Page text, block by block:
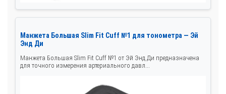
Манжета Большая Slim Fit Cuff №1 для тонометра — Эй
Энд Ди
Манжета Большая Slim Fit Cuff №1 от Эй Энд Ди предназначена
для точного измерения артериального давл...